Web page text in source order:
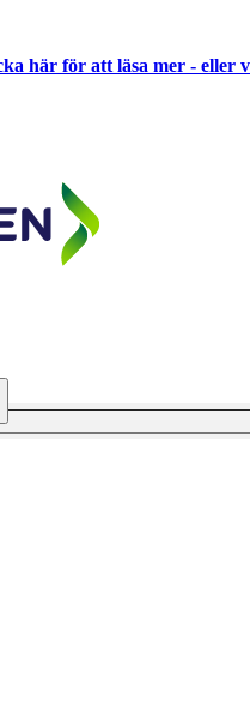
här för att läsa mer - eller